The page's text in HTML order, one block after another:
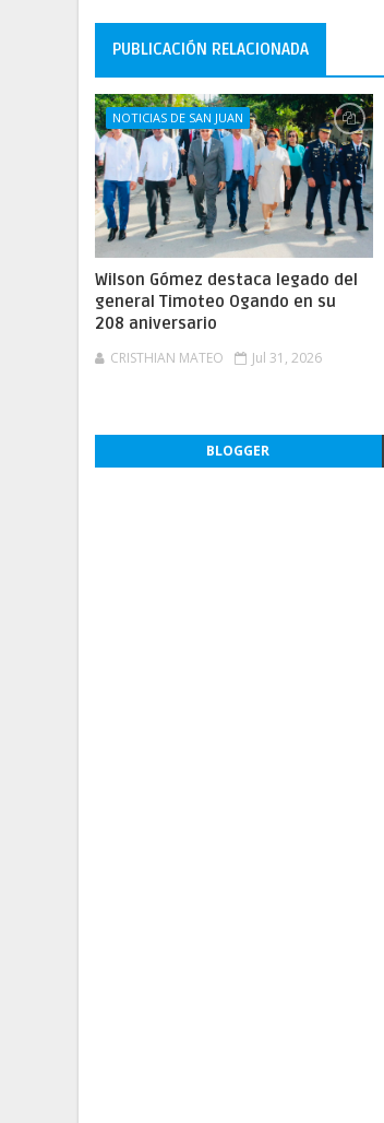
PUBLICACIÓN RELACIONADA
NOTICIAS DE SAN JUAN
Wilson Gómez destaca legado del
general Timoteo Ogando en su
208 aniversario
CRISTHIAN MATEO Jul 31, 2026
BLOGGER